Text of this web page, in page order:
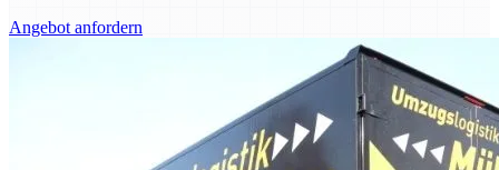
Angebot anfordern